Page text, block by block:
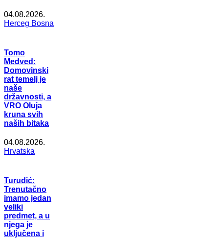
04.08.2026.
Herceg Bosna
Tomo
Medved:
Domovinski
rat temelj je
naše
državnosti, a
VRO Oluja
kruna svih
naših bitaka
04.08.2026.
Hrvatska
Turudić:
Trenutačno
imamo jedan
veliki
predmet, a u
njega je
uključena i